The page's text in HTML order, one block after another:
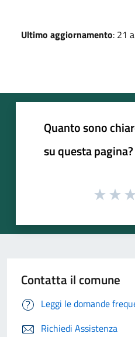
Ultimo aggiornamento: 21
Quanto sono
su questa pagina?
Contatta il comune
Leggi le domande
Richiedi Assistenza